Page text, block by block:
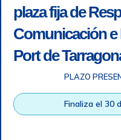
Autoridad Portuaria de
plaza fija de
Comunicación
Port de
PLAZO
Finaliza el 30